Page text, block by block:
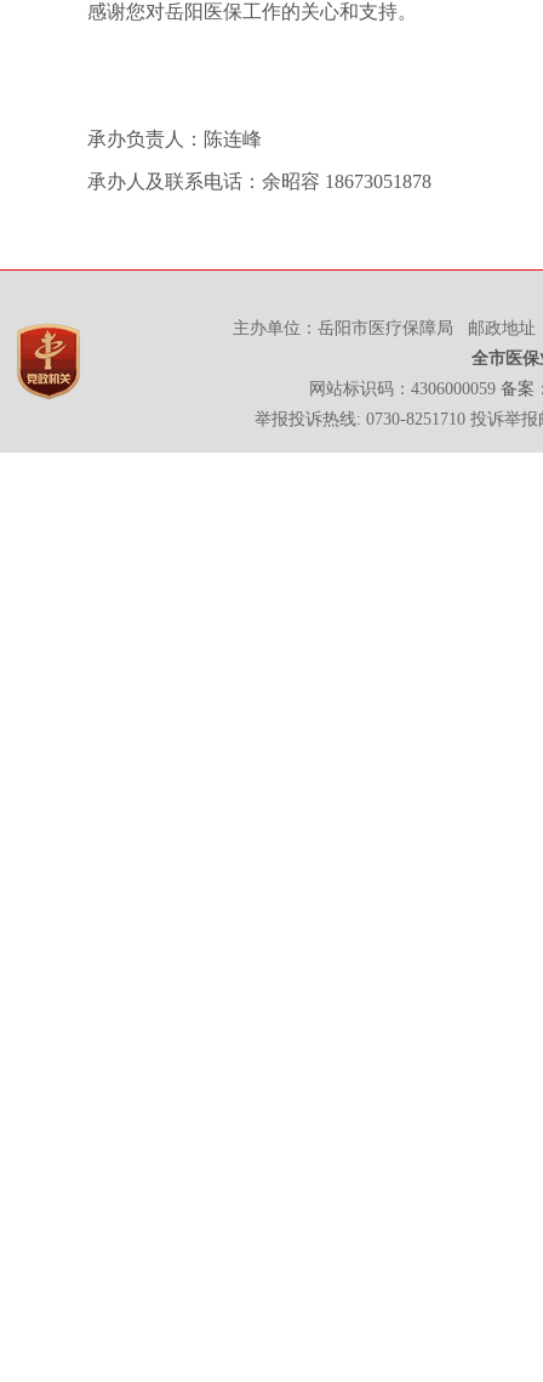
感谢您对岳阳医保工作的关心和支持。
承办负责人：陈连峰
承办人及联系电话：余昭容 18673051878
主办单位：岳阳市医疗保障局 邮政地址
全市医
网站标识码：4306000059 备案
举报投诉热线: 0730-8251710 投诉举